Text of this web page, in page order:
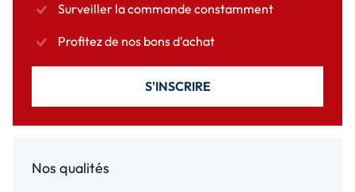
Surveiller la commande constamment
Profitez de nos bons d'achat
S'INSCRIRE
Nos qualités